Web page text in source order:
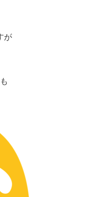
が